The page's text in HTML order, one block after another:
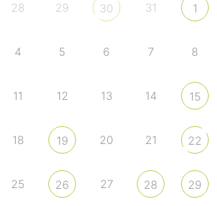
28 29 30 31 1
4 5 6 7 8
11 12 13 14 15
18 19 20 21 22
25 26 27 28 29